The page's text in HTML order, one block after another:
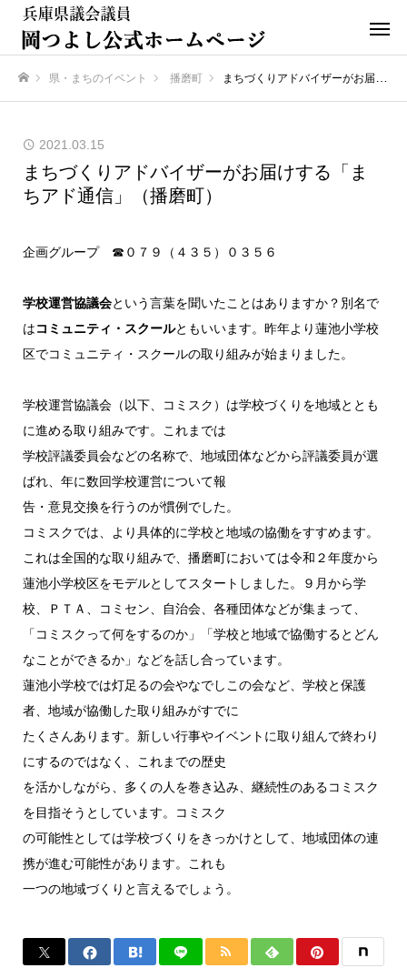
県・まちのイベント 播磨町 まちづくりアドバイザーがお届けする「まちアド通信」（播磨町）
2021.03.15
まちづくりアドバイザーがお届けする「ま
ちアド通信」（播磨町）
企画グループ ☎︎０７９（４３５）０３５６
学校運営協議会という言葉を聞いたことはありますか？別名で
はコミュニティ・スクールともいいます。昨年より蓮池小学校
区でコミュニティ・スクールの取り組みが始まりました。
学校運営協議会（以下、コミスク）は学校づくりを地域ととも
に進める取り組みです。これまでは
学校評議委員会などの名称で、地域団体などから評議委員が選
ばれ、年に数回学校運営について報
告・意見交換を行うのが慣例でした。
コミスクでは、より具体的に学校と地域の協働をすすめます。
これは全国的な取り組みで、播磨町においては令和２年度から
蓮池小学校区をモデルとしてスタートしました。９月から学
校、ＰＴＡ、コミセン、自治会、各種団体などが集まって、
「コミスクって何をするのか」「学校と地域で協働するとどん
なことができるか」などを話し合っています。
蓮池小学校では灯足るの会やなでしこの会など、学校と保護
者、地域が協働した取り組みがすでに
たくさんあります。新しい行事やイベントに取り組んで終わり
にするのではなく、これまでの歴史
を活かしながら、多くの人を巻き込み、継続性のあるコミスク
を目指そうとしています。コミスク
の可能性としては学校づくりをきっかけとして、地域団体の連
携が進む可能性があります。これも
一つの地域づくりと言えるでしょう。